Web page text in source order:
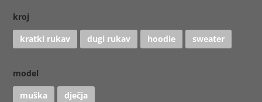
kroj
kratki rukav
dugi rukav hoodie sweater
model
muška
dječja